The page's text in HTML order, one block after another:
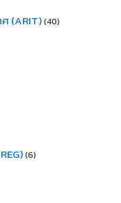
(ARIT)(40)
(6)